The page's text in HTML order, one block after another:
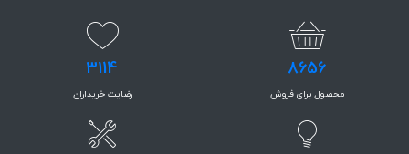
8656
محصول برای فروش
3114
رضایت خریداران